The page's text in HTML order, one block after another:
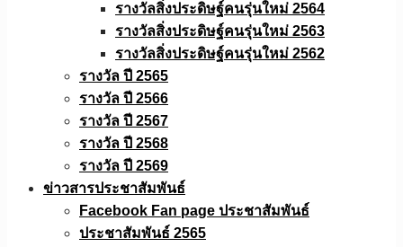
รางวัลสิ่งประดิษฐ์คนรุ่นใหม่ 2564
รางวัลสิ่งประดิษฐ์คนรุ่นใหม่ 2563
รางวัลสิ่งประดิษฐ์คนรุ่นใหม่ 2562
รางวัล ปี 2565
รางวัล ปี 2566
รางวัล ปี 2567
รางวัล ปี 2568
รางวัล ปี 2569
ข่าวสารประชาสัมพันธ์
Facebook Fan page ประชาสัมพันธ์
ประชาสัมพันธ์ 2565